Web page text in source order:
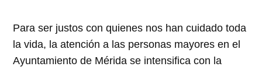
Para ser justos con quienes nos han cuidado toda
la vida, la atención a las personas mayores en el
Ayuntamiento de Mérida se intensifica con la